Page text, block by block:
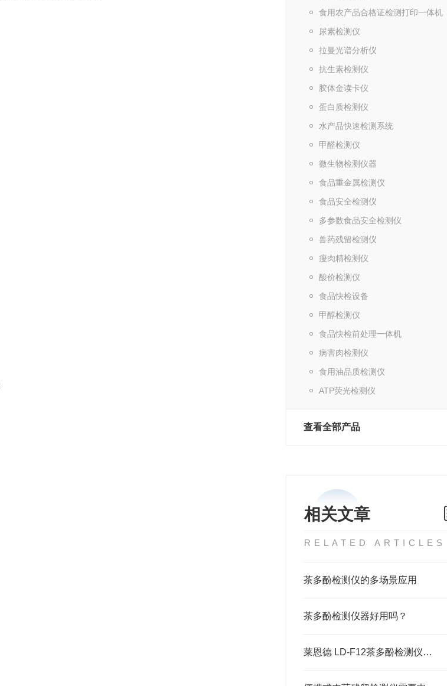
食用农产品合格证检测打印一体机
尿素检测仪
拉曼光谱分析仪
抗生素检测仪
胶体金读卡仪
蛋白质检测仪
水产品快速检测系统
甲醛检测仪
微生物检测仪器
食品重金属检测仪
食品安全检测仪
多参数食品安全检测仪
兽药残留检测仪
瘦肉精检测仪
酸价检测仪
食品快检设备
甲醇检测仪
食品快检前处理一体机
病害肉检测仪
食用油品质检测仪
ATP荧光检测仪
查看全部产品
相关文章
RELATED ARTICLES
茶多酚检测仪的多场景应用
茶多酚检测仪器好用吗？
莱恩德 LD-F12茶多酚检测仪产品介绍